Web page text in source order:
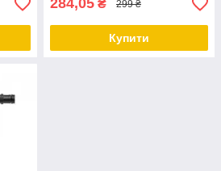
284,05 ₴ 299 ₴
Купити